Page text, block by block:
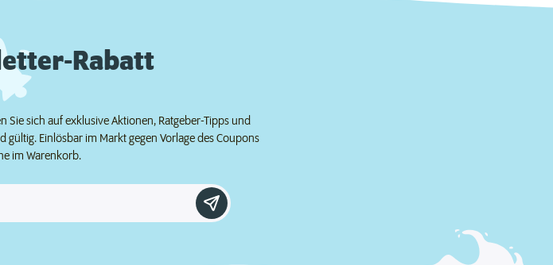
Rabatt
Sie sich auf exklusive Aktionen, Ratgeber-Tipps und
gültig. Einlösbar im Markt gegen Vorlage des Coupons
im Warenkorb.